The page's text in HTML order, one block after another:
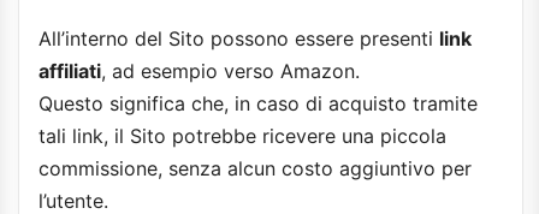
All’interno del Sito possono essere presenti link
affiliati, ad esempio verso Amazon.
Questo significa che, in caso di acquisto tramite
tali link, il Sito potrebbe ricevere una piccola
commissione, senza alcun costo aggiuntivo per
l’utente.